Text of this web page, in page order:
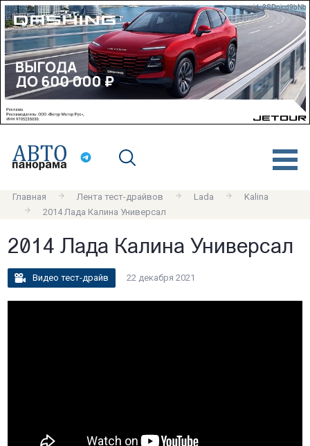
erid: 2SDnjcd9bNb
Главная Лента тест-драйвов Lada
Kalina
2014 Лада Калина Универсал
2014 Лада Калина Универсал
Видео тест-драйв 22 декабря 2021